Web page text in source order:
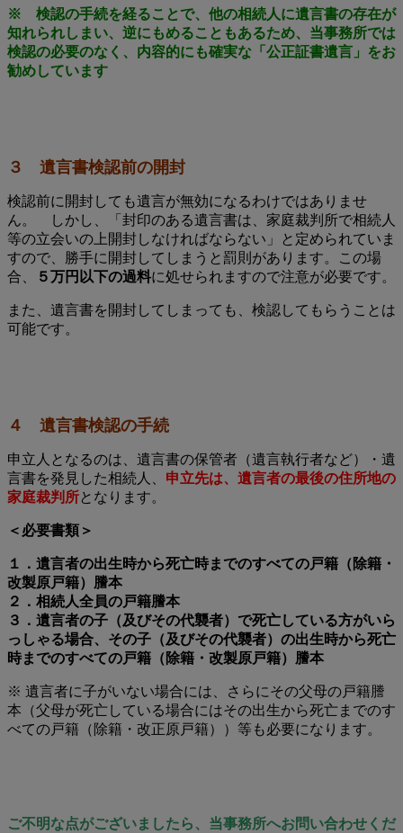
※ 検認の手続を経ることで、他の相続人に遺言書の存在が
知れられしまい、逆にもめることもあるため、当事務所では
検認の必要のなく、内容的にも確実な「公正証書遺言」をお
勧めしています
３ 遺言書検認前の開封
検認前に開封しても遺言が無効になるわけではありませ
ん。 しかし、「封印のある遺言書は、家庭裁判所で相続人
等の立会いの上開封しなければならない」と定められていま
すので、勝手に開封してしまうと罰則があります。この場
合、
５万円以下の過料に処せられますので注意が必要です。
また、遺言書を開封してしまっても、検認してもらうことは
可能です。
４ 遺言書検認の手続
申立人となるのは、遺言書の保管者（遺言執行者など）・遺
言書を発見した相続人、 申立先は、遺言者の最後の住所地の
家庭裁判所となります。
＜必要書類＞
１．遺言者の出生時から死亡時までのすべての戸籍（除籍・
改製原戸籍）謄本
２．相続人全員の戸籍謄本
３．遺言者の子（及びその代襲者）で死亡している方がいら
っしゃる場合、その子（及びその代襲者）の出生時から死亡
時までのすべての戸籍（除籍・改製原戸籍）謄本
※ 遺言者に子がいない場合には、さらにその父母の戸籍謄
本（父母が死亡している場合にはその出生から死亡までのす
べての戸籍（除籍・改正原戸籍））等も必要になります。
ご不明な点がございましたら、当事務所へお問い合わせくだ